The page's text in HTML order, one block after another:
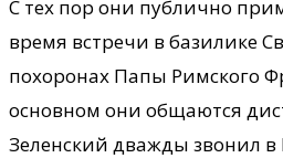
С тех пор они публично
время встречи в базилике
похоронах Папы Римского
основном они общаются
Зеленский дважды звонил